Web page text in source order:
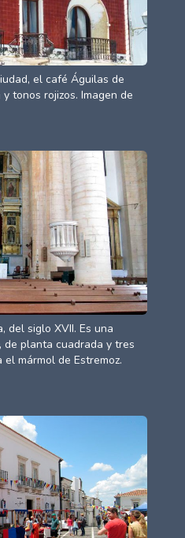
el café Águilas de
tonos rojizos. Imagen de
del siglo XVII. Es una
de planta cuadrada y tres
mármol de Estremoz.